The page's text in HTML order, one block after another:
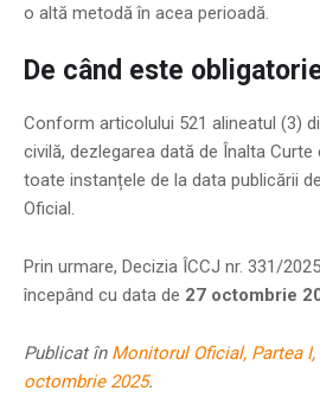
o altă metodă în acea perioadă.
De când este
Conform articolului 521 alineatul (3)
civilă, dezlegarea dată de Înalta
toate instanțele de la data publicării
Oficial.
Prin urmare, Decizia ÎCCJ nr. 331/
începând cu data de 27 octombrie
Publicat în Monitorul Oficial, Partea I,
octombrie 2025.